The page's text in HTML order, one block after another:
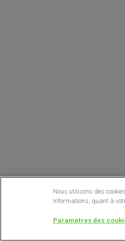
Nous utilisons des
informations, quant à
Paramètres des